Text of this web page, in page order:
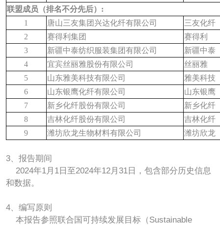
联盟成员（排名不分先后）:
1
唐山三友集团兴达化纤有限公司
三友化纤
2
赛得利集团
赛得利
3
新疆中泰纺织服装集团有限公司
新疆中泰
4
宜宾丝丽雅股份有限公司
丝丽雅
5
山东雅美科技有限公司
雅美科技
6
山东银鹰化纤有限公司
山东银鹰
7
新乡化纤股份有限公司
新乡化纤
8
吉林化纤股份有限公司
吉林化纤
9
潍坊欣龙生物材料有限公司 潍坊欣龙
3、报告期间
2024年1月1日至2024年12月31日，包含部分历史信息
和数据。
4、编写原则
本报告参照联合国可持续发展目标（Sustainable